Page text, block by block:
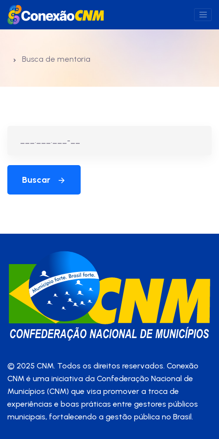
Busca de mentoria
Buscar
© 2025 CNM. Todos os direitos reservados. Conexão
CNM é uma iniciativa da Confederação Nacional de
Municípios (CNM) que visa promover a troca de
experiências e boas práticas entre gestores públicos
municipais, fortalecendo a gestão pública no Brasil.